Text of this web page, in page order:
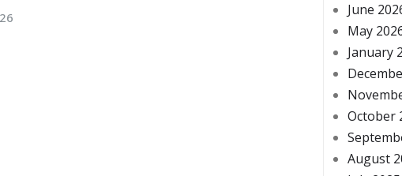
June
May
January
October
August